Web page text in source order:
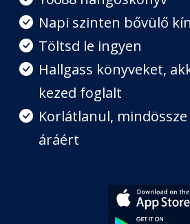
8. rész
Fejezet hossza: 00:09:25
9. rész
Fejezet hossza: 00:05:27
Napi szinten bővülő
Töltsd le ingyen
Hallgass könyveket,
kezed foglalt
Korlátlanul,
áráért